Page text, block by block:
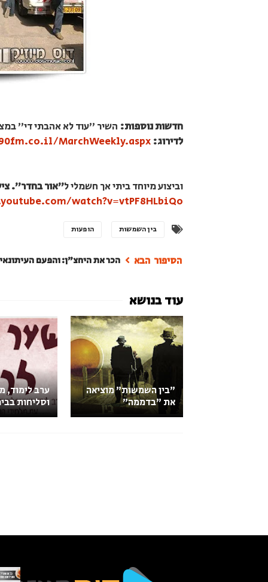
חדשות נוספות: השיר "עוד לא אהבתי די"
לדירוג: MarchWeekly.aspx
וביצוע מיוחד ביתי אך חשמלי ל"אור בחדר".
watch?v=vtPF8HLbiQo
בין השמשות הופעות
הכר את היחצ"ן: והפעם
"בין השמשות" מוציאה
את "בדממה"
ערב לימוד,
וסליחות